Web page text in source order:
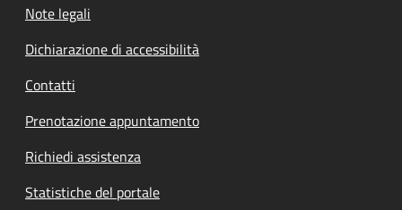
Note legali
Dichiarazione di accessibilità
Contatti
Prenotazione appuntamento
Richiedi assistenza
Statistiche del portale